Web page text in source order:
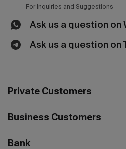
For Inquiries and Suggestions
Ask us a question on
Ask us a question on
Private Customers
Business Customers
Bank